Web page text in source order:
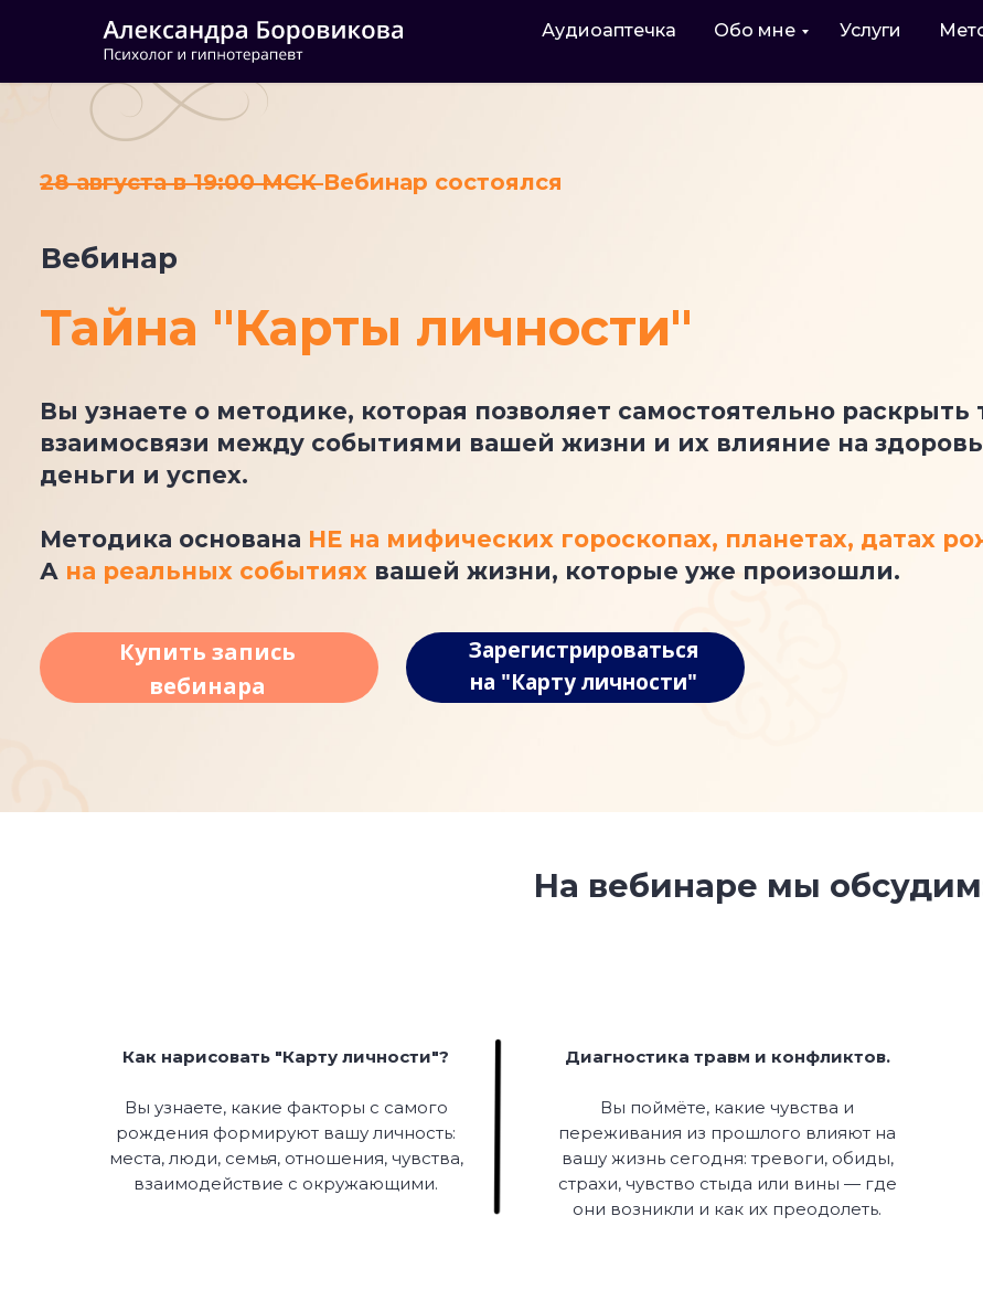
Аудиоаптечка Обо мне Услуги
28 августа в 19:00 МСКВебинар состоялся
Вебинар
Вы узнаете о методике, которая позволяет самостоятельно раскрыть
взаимосвязи между событиями вашей жизни и их влияние на
деньги и успех.
Методика основана НЕ на мифических гороскопах, планетах, датах
А на реальных событиях вашей жизни, которые уже произошли.
Купить запись
вебинара
Тайна "Карты личности"
Зарегистрироваться
на "Карту личности"
На вебинаре мы
Как нарисовать "Карту личности"?
Вы узнаете, какие факторы с самого
рождения формируют вашу личность:
места, люди, семья, отношения, чувства,
взаимодействие с окружающими.
Диагностика травм и конфликтов.
Вы поймёте, какие чувства и
переживания из прошлого влияют на
вашу жизнь сегодня: тревоги, обиды,
страхи, чувство стыда или вины — где
они возникли и как их преодолеть.